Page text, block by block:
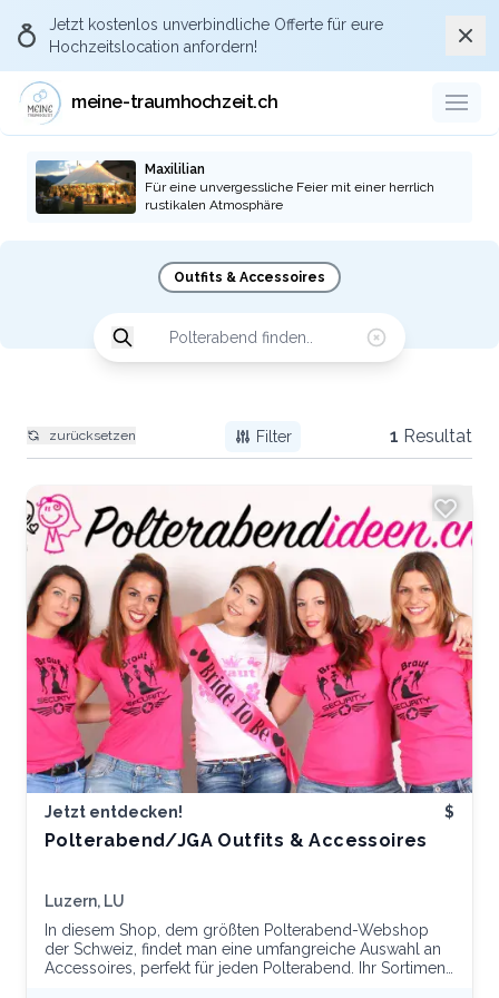
Jetzt kostenlos unverbindliche Offerte für eure
Hochzeitslocation anfordern!
meine-traumhochzeit.ch
Maxililian
Für eine unvergessliche Feier mit einer herrlich
rustikalen Atmosphäre
Outfits & Accessoires
zurücksetzen Filter 1 Resultat
Jetzt entdecken! $
Polterabend/JGA Outfits & Accessoires
Luzern, LU
In diesem Shop, dem größten Polterabend-Webshop
der Schweiz, findet man eine umfangreiche Auswahl an
Accessoires, perfekt für jeden Polterabend. Ihr Sortiment